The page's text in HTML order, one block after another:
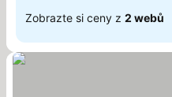
Zobrazte si ceny z 2 webů